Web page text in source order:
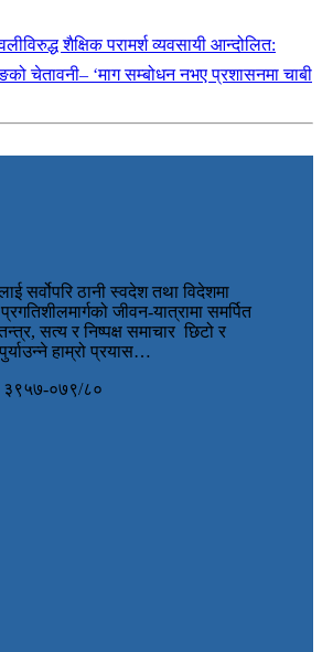
शैक्षिक परामर्श व्यवसायी आन्दोलित:
चेतावनी– ‘माग सम्बोधन नभए प्रशासनमा चाबी
सर्वोपरि ठानी स्वदेश तथा विदेशमा
जीवन-यात्रामा समर्पित
सत्य र निष्पक्ष समाचार छिटो र
हाम्रो प्रयास…
०७९/८०